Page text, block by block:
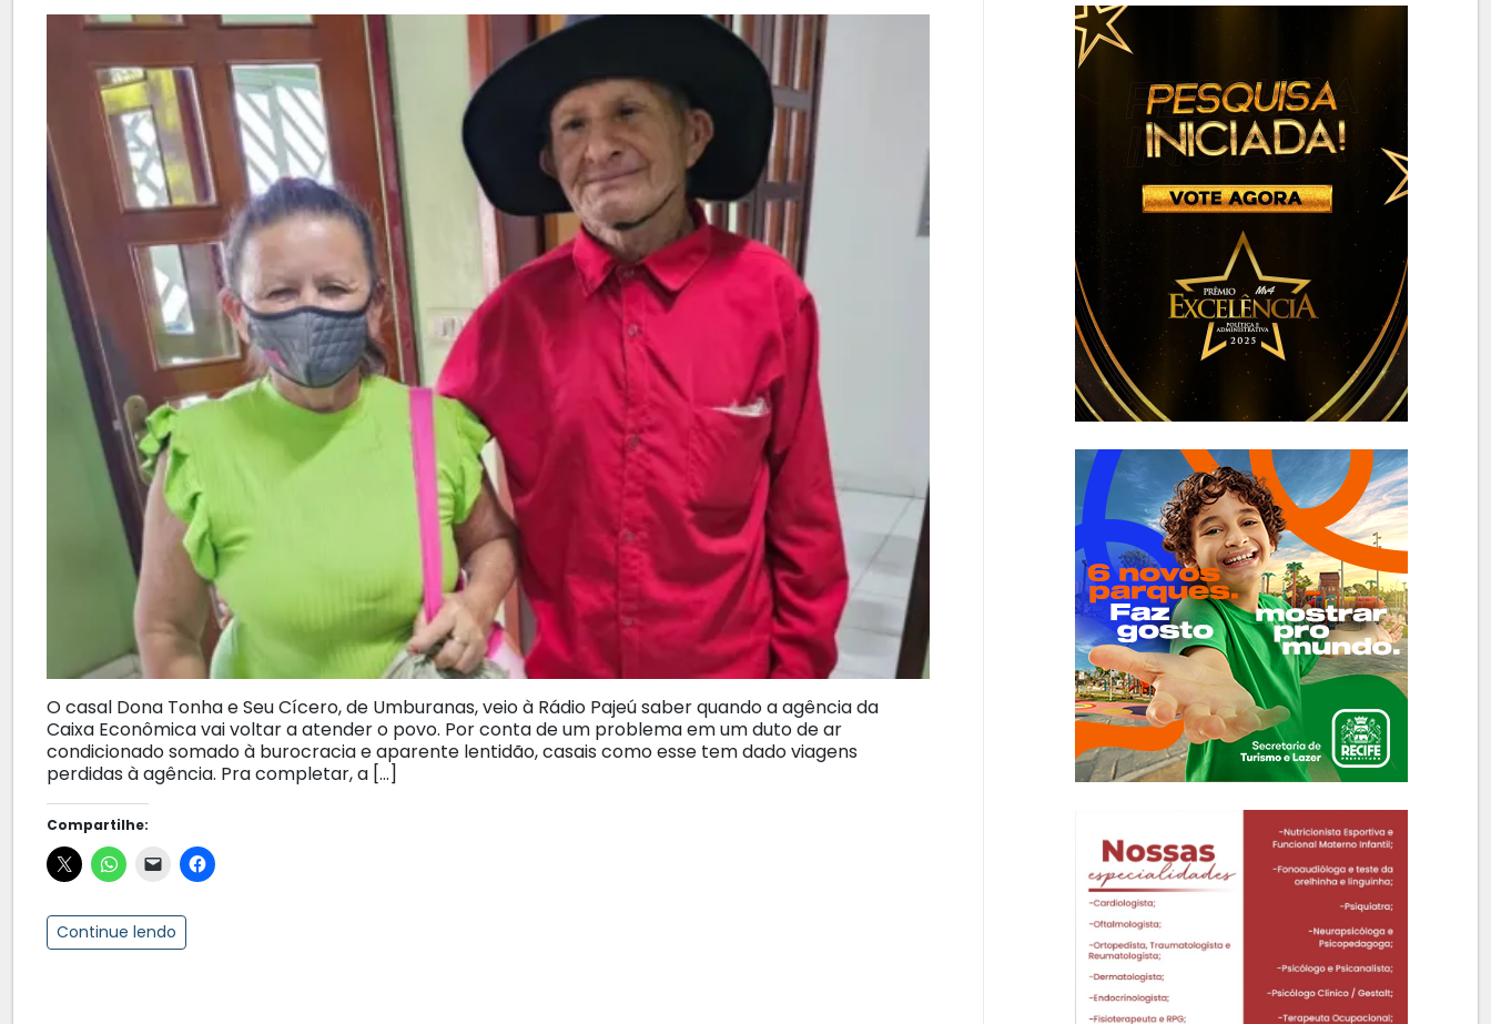
O casal Dona Tonha e Seu Cícero, de Umburanas, veio à Rádio Pajeú saber quando a agência da
Caixa Econômica vai voltar a atender o povo. Por conta de um problema em um duto de ar
condicionado somado à burocracia e aparente lentidão, casais como esse tem dado viagens
perdidas à agência. Pra completar, a […]
Compartilhe:
Continue lendo